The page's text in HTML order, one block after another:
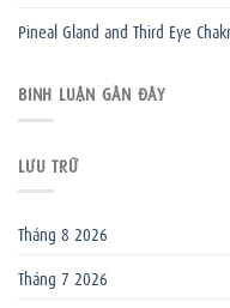
Pineal Gland and Third Eye
BÌNH LUẬN GẦN ĐÂY
LƯU TRỮ
Tháng 8 2026
Tháng 7 2026